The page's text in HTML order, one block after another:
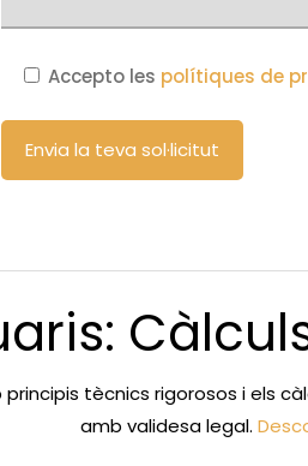
Accepto les polítiques de
tècnics rigorosos i els
amb validesa legal.